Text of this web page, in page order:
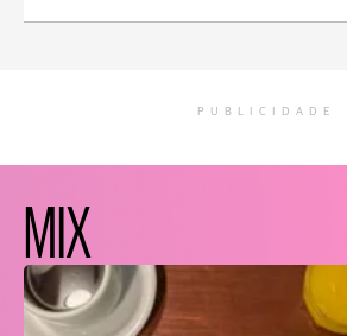
PUBLICIDADE
MIX